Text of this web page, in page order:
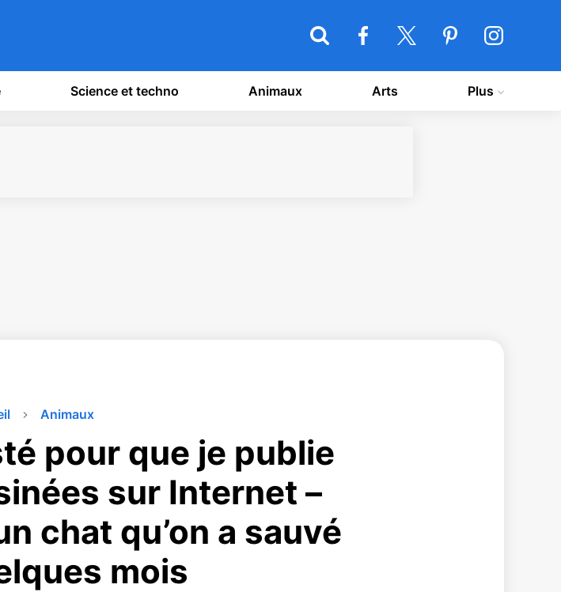
Science et techno Animaux Arts Plus
Animaux
pour que je publie
sur Internet –
chat qu’on a sauvé
mois